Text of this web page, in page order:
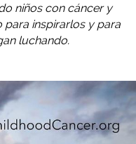
niños con cáncer y
para inspirarlos y para
luchando.